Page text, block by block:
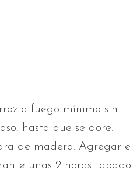
a fuego mínimo sin
hasta que se dore.
de madera. Agregar el
unas 2 horas tapado